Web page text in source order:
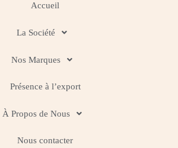
Accueil
La Société
Nos Marques
Présence à l’export
À Propos de Nous
Nous contacter